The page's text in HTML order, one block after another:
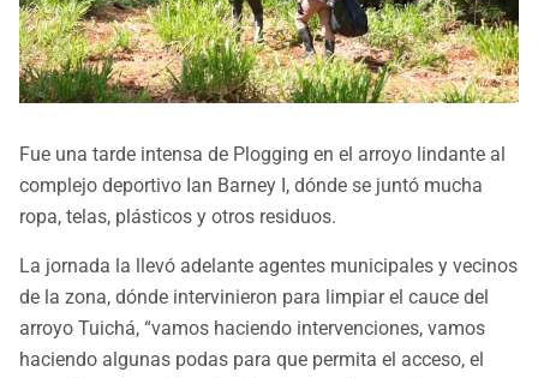
Fue una tarde intensa de Plogging en el arroyo lindante al
complejo deportivo Ian Barney I, dónde se juntó mucha
ropa, telas, plásticos y otros residuos.
La jornada la llevó adelante agentes municipales y vecinos
de la zona, dónde intervinieron para limpiar el cauce del
arroyo Tuichá, “vamos haciendo intervenciones, vamos
haciendo algunas podas para que permita el acceso, el